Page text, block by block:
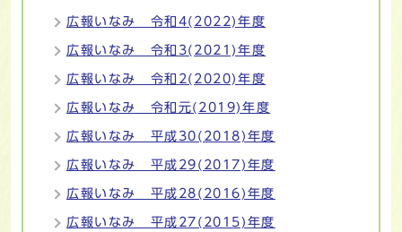
広報いなみ 令和4(2022)年度
広報いなみ 令和3(2021)年度
広報いなみ 令和2(2020)年度
広報いなみ 令和元(2019)年度
広報いなみ 平成30(2018)年度
広報いなみ 平成29(2017)年度
広報いなみ 平成28(2016)年度
広報いなみ 平成27(2015)年度